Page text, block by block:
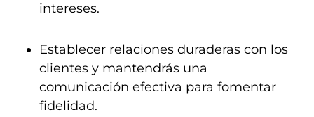
intereses.
Establecer relaciones duraderas con los
clientes y mantendrás una
comunicación efectiva para fomentar
fidelidad.